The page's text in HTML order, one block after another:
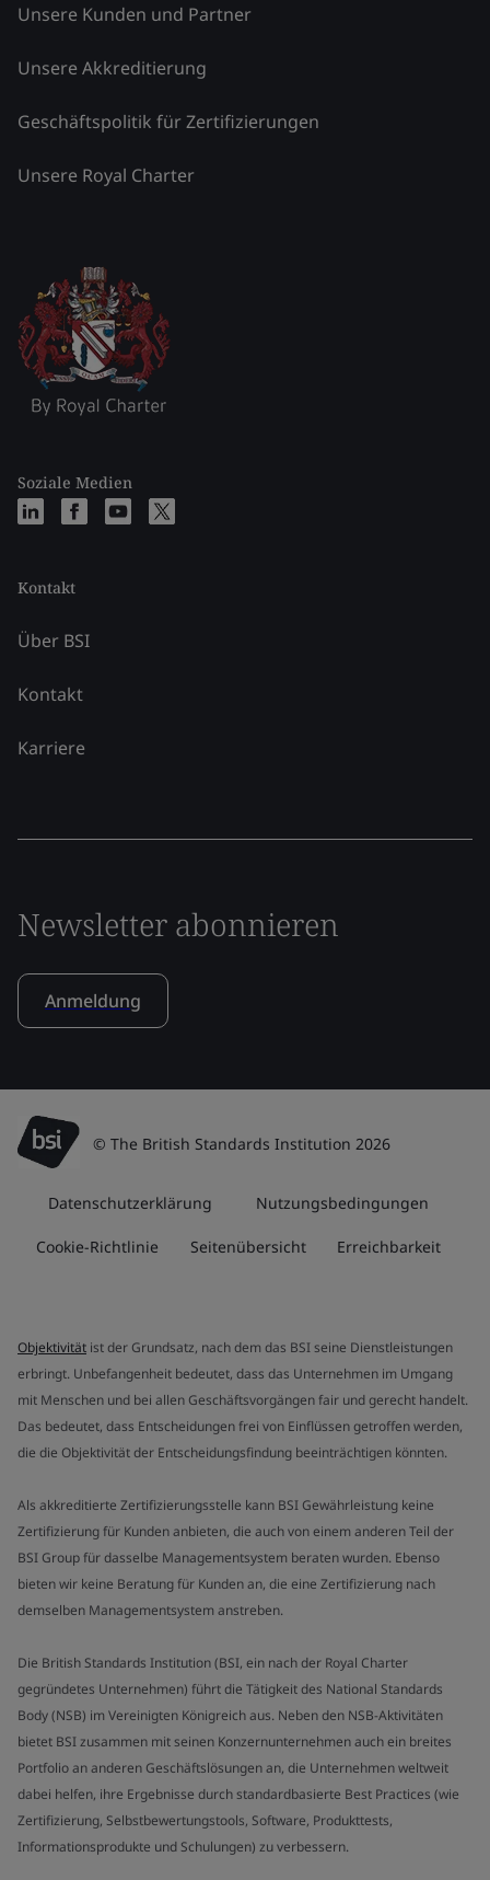
Unsere Kunden und Partner
Unsere Akkreditierung
Geschäftspolitik für Zertifizierungen
Unsere Royal Charter
Soziale Medien
Kontakt
Über BSI
Kontakt
Karriere
Newsletter abonnieren
Anmeldung
© The British Standards Institution 2026
Datenschutzerklärung Nutzungsbedingungen
Cookie-Richtlinie Seitenübersicht Erreichbarkeit
Objektivität ist der Grundsatz, nach dem das BSI seine Dienstleistungen
erbringt. Unbefangenheit bedeutet, dass das Unternehmen im Umgang
mit Menschen und bei allen Geschäftsvorgängen fair und gerecht handelt.
Das bedeutet, dass Entscheidungen frei von Einflüssen getroffen werden,
die die Objektivität der Entscheidungsfindung beeinträchtigen könnten.
Als akkreditierte Zertifizierungsstelle kann BSI Gewährleistung keine
Zertifizierung für Kunden anbieten, die auch von einem anderen Teil der
BSI Group für dasselbe Managementsystem beraten wurden. Ebenso
bieten wir keine Beratung für Kunden an, die eine Zertifizierung nach
demselben Managementsystem anstreben.
Die British Standards Institution (BSI, ein nach der Royal Charter
gegründetes Unternehmen) führt die Tätigkeit des National Standards
Body (NSB) im Vereinigten Königreich aus. Neben den NSB-Aktivitäten
bietet BSI zusammen mit seinen Konzernunternehmen auch ein breites
Portfolio an anderen Geschäftslösungen an, die Unternehmen weltweit
dabei helfen, ihre Ergebnisse durch standardbasierte Best Practices (wie
Zertifizierung, Selbstbewertungstools, Software, Produkttests,
Informationsprodukte und Schulungen) zu verbessern.